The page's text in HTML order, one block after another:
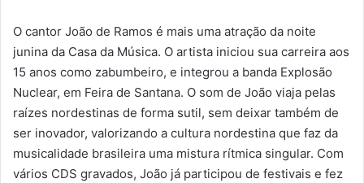
O cantor João de Ramos é mais uma atração da noite
junina da Casa da Música. O artista iniciou sua carreira aos
15 anos como zabumbeiro, e integrou a banda Explosão
Nuclear, em Feira de Santana. O som de João viaja pelas
raízes nordestinas de forma sutil, sem deixar também de
ser inovador, valorizando a cultura nordestina que faz da
musicalidade brasileira uma mistura rítmica singular. Com
vários CDS gravados, João já participou de festivais e fez